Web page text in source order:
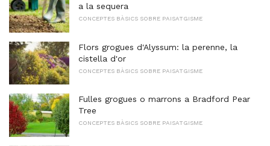
a la sequera
CONCEPTES BÀSICS SOBRE PAISATGISME
Flors grogues d'Alyssum: la perenne, la
cistella d'or
CONCEPTES BÀSICS SOBRE PAISATGISME
Fulles grogues o marrons a Bradford Pear
Tree
CONCEPTES BÀSICS SOBRE PAISATGISME